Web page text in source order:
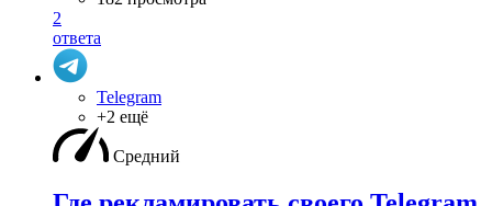
2
ответа
Telegram
+2 ещё
Средний